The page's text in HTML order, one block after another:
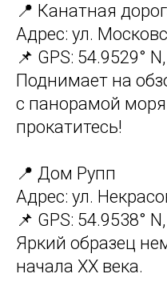
📍 Канатная
Адрес: ул.
📌 GPS: 54.9529°
Поднимает на
с панорамой
прокатитесь!
📍 Дом Рупп
Адрес: ул.
📌 GPS: 54.9538°
Яркий образец
начала XX века.